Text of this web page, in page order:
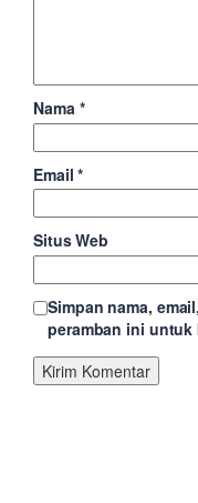
Nama *
Email*
Situs Web
Simpan nama,
peramban ini